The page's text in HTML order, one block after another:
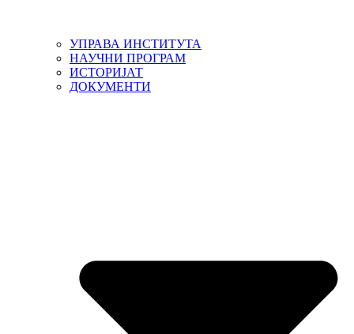
УПРАВА ИНСТИТУТА
НАУЧНИ ПРОГРАМ
ИСТОРИЈАТ
ДОКУМЕНТИ